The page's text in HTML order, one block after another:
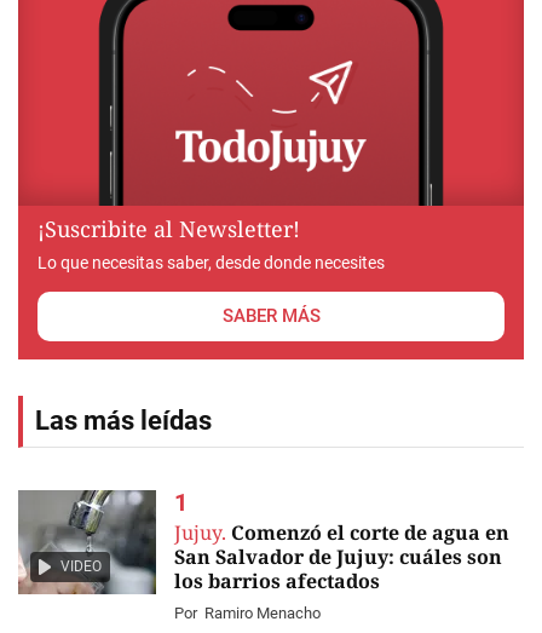
¡Suscribite al Newsletter!
Lo que necesitas saber, desde donde necesites
SABER MÁS
Las más leídas
VIDEO
Jujuy. Comenzó el corte de agua en
San Salvador de Jujuy: cuáles son
los barrios afectados
Por Ramiro Menacho